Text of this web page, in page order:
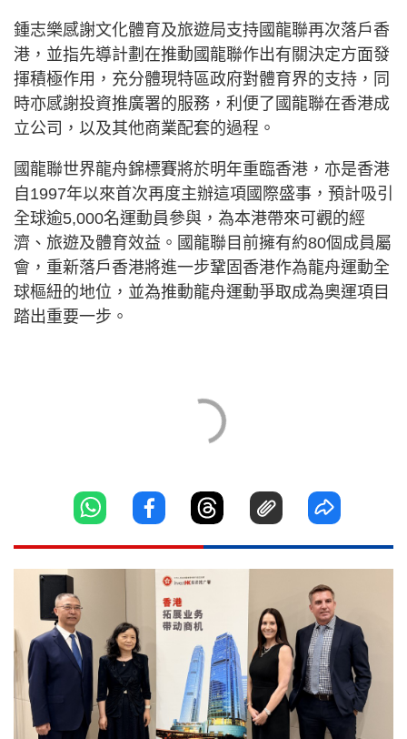
鍾志樂感謝文化體育及旅遊局支持國龍聯再次落戶香
港，並指先導計劃在推動國龍聯作出有關決定方面發
揮積極作用，充分體現特區政府對體育界的支持，同
時亦感謝投資推廣署的服務，利便了國龍聯在香港成
立公司，以及其他商業配套的過程。
國龍聯世界龍舟錦標賽將於明年重臨香港，亦是香港
自1997年以來首次再度主辦這項國際盛事，預計吸引
全球逾5,000名運動員參與，為本港帶來可觀的經
濟、旅遊及體育效益。國龍聯目前擁有約80個成員屬
會，重新落戶香港將進一步鞏固香港作為龍舟運動全
球樞紐的地位，並為推動龍舟運動爭取成為奧運項目
踏出重要一步。